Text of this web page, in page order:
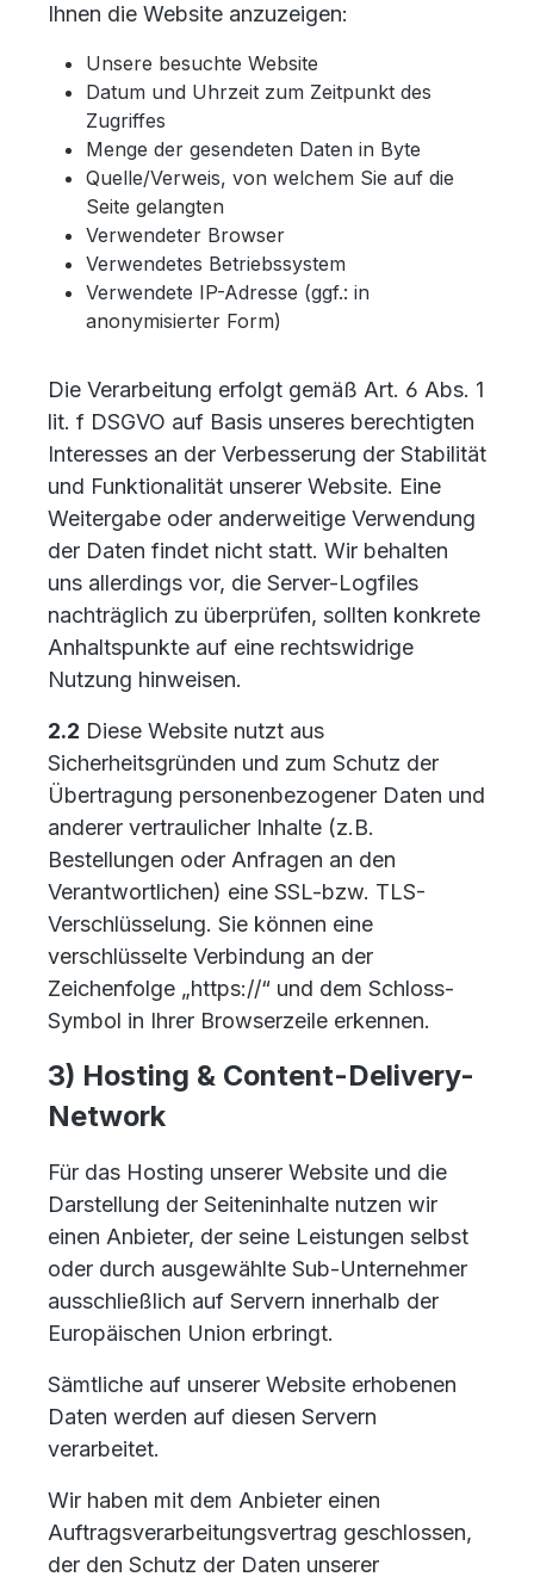
Ihnen die Website anzuzeigen:
Unsere besuchte Website
Datum und Uhrzeit zum Zeitpunkt des
Zugriffes
Menge der gesendeten Daten in Byte
Quelle/Verweis, von welchem Sie auf die
Seite gelangten
Verwendeter Browser
Verwendetes Betriebssystem
Verwendete IP-Adresse (ggf.: in
anonymisierter Form)
Die Verarbeitung erfolgt gemäß Art. 6 Abs. 1
lit. f DSGVO auf Basis unseres berechtigten
Interesses an der Verbesserung der Stabilität
und Funktionalität unserer Website. Eine
Weitergabe oder anderweitige Verwendung
der Daten findet nicht statt. Wir behalten
uns allerdings vor, die Server-Logfiles
nachträglich zu überprüfen, sollten konkrete
Anhaltspunkte auf eine rechtswidrige
Nutzung hinweisen.
2.2 Diese Website nutzt aus
Sicherheitsgründen und zum Schutz der
Übertragung personenbezogener Daten und
anderer vertraulicher Inhalte (z.B.
Bestellungen oder Anfragen an den
Verantwortlichen) eine SSL-bzw. TLS-
Verschlüsselung. Sie können eine
verschlüsselte Verbindung an der
Zeichenfolge „https://“ und dem Schloss-
Symbol in Ihrer Browserzeile erkennen.
3) Hosting & Content-Delivery-
Network
Für das Hosting unserer Website und die
Darstellung der Seiteninhalte nutzen wir
einen Anbieter, der seine Leistungen selbst
oder durch ausgewählte Sub-Unternehmer
ausschließlich auf Servern innerhalb der
Europäischen Union erbringt.
Sämtliche auf unserer Website erhobenen
Daten werden auf diesen Servern
verarbeitet.
Wir haben mit dem Anbieter einen
Auftragsverarbeitungsvertrag geschlossen,
der den Schutz der Daten unserer